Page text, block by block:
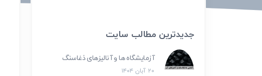
جدیدترین مطالب سایت
آزمایشگاه ها و آنالیزهای ذغاسنگ
۲۰ آبان ۱۴۰۴